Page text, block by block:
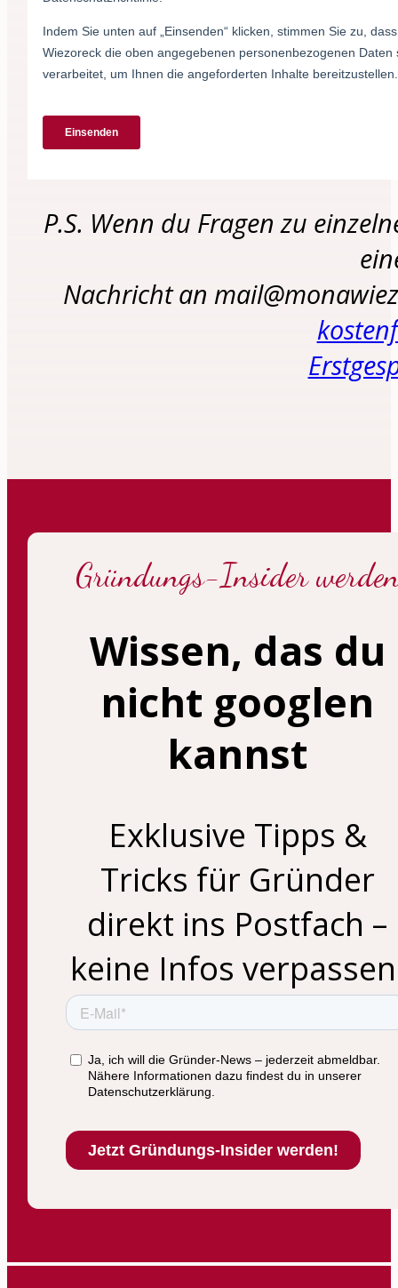
P.S. Wenn du Fragen zu
Nachricht an
Gründungs-Insider
Wissen, das du
nicht googlen
kannst
Exklusive Tipps &
Tricks für Gründer
direkt ins Postfach –
keine Infos